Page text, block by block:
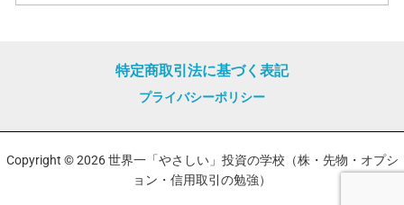
特定商取引法に基づく表記
プライバシーポリシー
Copyright © 2026 世界一「やさしい」投資の学校（株・先物・オプシ
ョン・信用取引の勉強）